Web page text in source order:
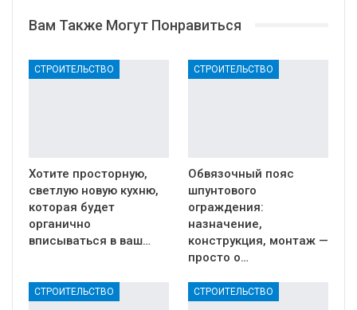
Вам Также Могут Понравиться
СТРОИТЕЛЬСТВО
Хотите просторную,
светлую новую кухню,
которая будет
органично
вписываться в ваш…
СТРОИТЕЛЬСТВО
Обвязочный пояс
шпунтового
ограждения:
назначение,
конструкция, монтаж —
просто о…
СТРОИТЕЛЬСТВО СТРОИТЕЛЬСТВО